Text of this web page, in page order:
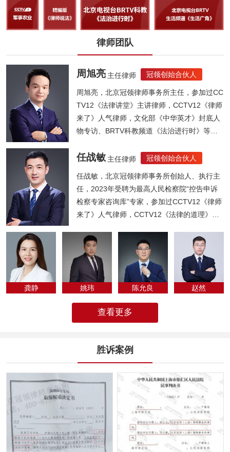
律师团队
周旭亮 主任律师 冠领创始合伙人
周旭亮，北京冠领律师事务所主任，参加过CC
TV12《法律讲堂》主讲律师，CCTV12《律师
来了》人气律师，文化部《中华英才》封底人
物专访、BRTV科教频道《法治进行时》等节
任战敏 主任律师 冠领创始合伙人
任战敏，北京冠领律师事务所创始人、执行主
任，2023年受聘为最高人民检察院“控告申诉
检察专家咨询库”专家，参加过CCTV12《律师
来了》人气律师，CCTV12《法律的道理》人
专为法律人化...
龚静 姚玮 陈允良 ​赵然
查看更多
胜诉案例